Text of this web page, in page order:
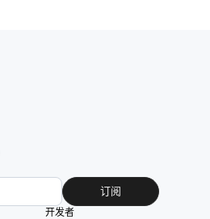
订阅
开发者